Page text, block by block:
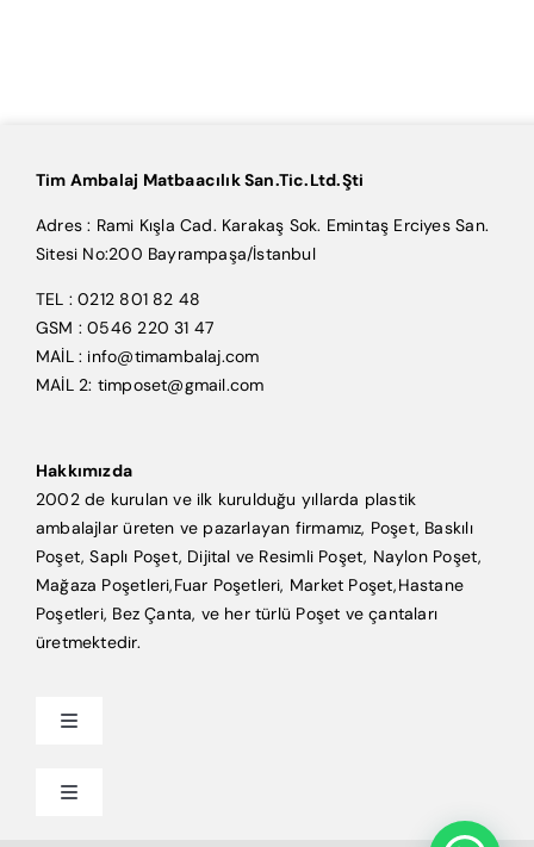
Tim Ambalaj Matbaacılık San.Tic.Ltd.Şti
Adres : Rami Kışla Cad. Karakaş Sok. Emintaş Erciyes San.
Sitesi No:200 Bayrampaşa/İstanbul
TEL : 0212 801 82 48
GSM : 0546 220 31 47
MAİL : info@timambalaj.com
MAİL 2: timposet@gmail.com
Hakkımızda
2002 de kurulan ve ilk kurulduğu yıllarda plastik
ambalajlar üreten ve pazarlayan firmamız, Poşet, Baskılı
Poşet, Saplı Poşet, Dijital ve Resimli Poşet, Naylon Poşet,
Mağaza Poşetleri,Fuar Poşetleri, Market Poşet,Hastane
Poşetleri, Bez Çanta, ve her türlü Poşet ve çantaları
üretmektedir.
Toggle
Anasayfa
Toggle